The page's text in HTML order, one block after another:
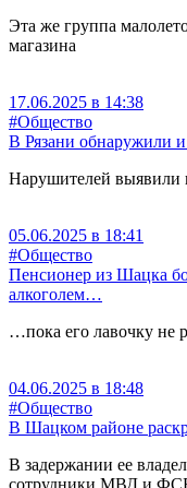
Эта же группа
магазина
17.06.2025 в 14:38
#Общество
В Рязани обнаружили
Нарушителей выявили
05.06.2025 в 18:41
#Общество
Пенсионер из Шацка
алкоголем…
…пока его лавочку не
04.06.2025 в 18:48
#Общество
В Шацком районе
В задержании ее
сотрудники МВД и